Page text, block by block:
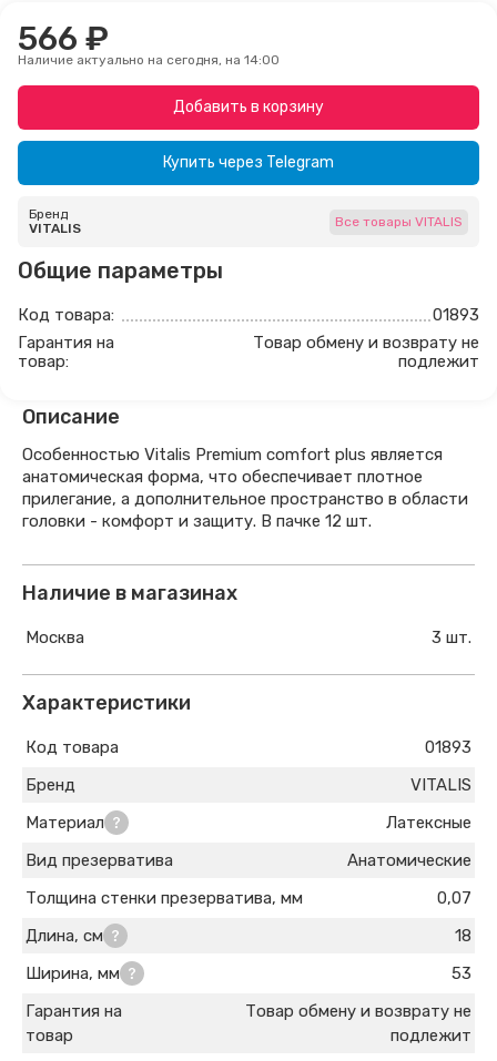
566 ₽
Наличие актуально на сегодня, на 14:00
Добавить в корзину
Купить через Telegram
Бренд
VITALIS
Все товары VITALIS
Общие параметры
Код товара:
01893
Гарантия на
товар:
Товар обмену и возврату не
подлежит
Описание
Особенностью Vitalis Premium comfort plus является
анатомическая форма, что обеспечивает плотное
прилегание, а дополнительное пространство в области
головки - комфорт и защиту. В пачке 12 шт.
Наличие в магазинах
Москва 3 шт.
Характеристики
Код товара
01893
Бренд
VITALIS
Материал
Латексные
Вид презерватива
Анатомические
Толщина стенки презерватива, мм
0,07
Длина, см
18
Ширина, мм
53
Гарантия на
товар
Товар обмену и возврату не
подлежит